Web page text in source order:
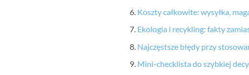
Koszty całkowite: wysyłka,
Ekologia i recykling: fakty
Najczęstsze błędy przy
Mini-checklista do szybkiej